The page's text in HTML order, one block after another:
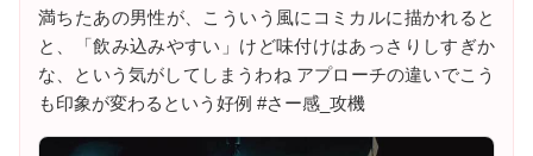
満ちたあの男性が、こういう風にコミカルに描かれると
と、「飲み込みやすい」けど味付けはあっさりしすぎか
な、という気がしてしまうわね アプローチの違いでこう
も印象が変わるという好例 #さー感_攻機